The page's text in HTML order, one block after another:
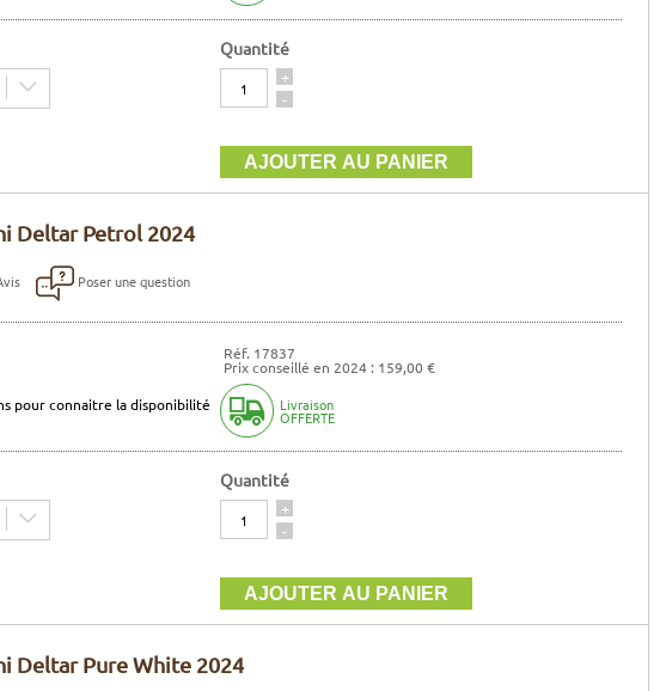
Quantité
Quantité
+
-
Deltar Petrol 2024
Poser une question
Réf. 17837
Prix conseillé en 2024 : 159,00 €
pour connaitre la disponibilité
Livraison
OFFERTE
Quantité
Quantité
+
-
Deltar Pure White 2024